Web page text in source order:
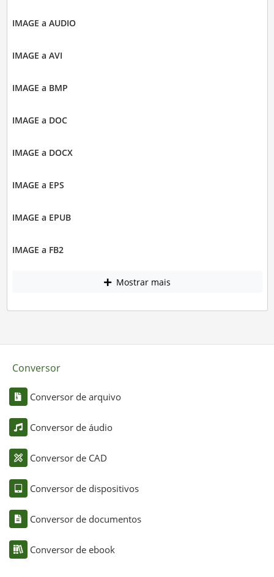
IMAGE a AUDIO
IMAGE a AVI
IMAGE a BMP
IMAGE a DOC
IMAGE a DOCX
IMAGE a EPS
IMAGE a EPUB
IMAGE a FB2
Mostrar mais
Conversor
Conversor de arquivo
Conversor de áudio
Conversor de CAD
Conversor de dispositivos
Conversor de documentos
Conversor de ebook